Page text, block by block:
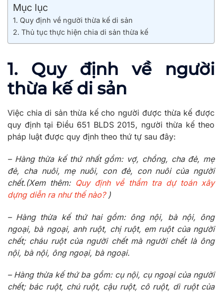
Mục lục
1. Quy định về người thừa kế di sản
2. Thủ tục thực hiện chia di sản thừa kế
1. Quy định về người
thừa kế di sản
Việc chia di sản thừa kế cho người được thừa kế được
quy định tại Điều 651 BLDS 2015, người thừa kế theo
pháp luật được quy định theo thứ tự sau đây:
– Hàng thừa kế thứ nhất gồm: vợ, chồng, cha đẻ, mẹ
đẻ, cha nuôi, mẹ nuôi, con đẻ, con nuôi của người
chết.(Xem thêm: Quy định về thẩm tra dự toán xây
dựng diễn ra như thế nào?)
– Hàng thừa kế thứ hai gồm: ông nội, bà nội, ông
ngoại, bà ngoại, anh ruột, chị ruột, em ruột của người
chết; cháu ruột của người chết mà người chết là ông
nội, bà nội, ông ngoại, bà ngoại.
– Hàng thừa kế thứ ba gồm: cụ nội, cụ ngoại của người
chết; bác ruột, chú ruột, cậu ruột, cô ruột, dì ruột của